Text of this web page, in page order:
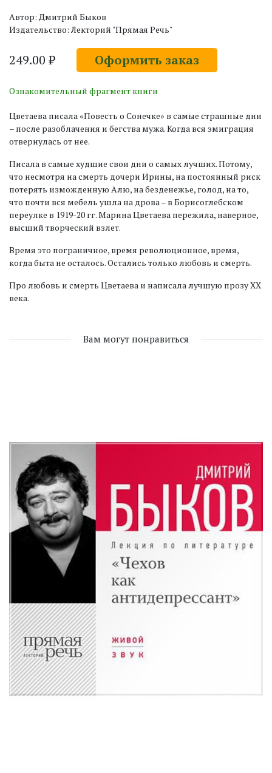
Автор: Дмитрий Быков
Издательство: Лекторий "Прямая Речь"
249.00 ₽ Оформить заказ
Ознакомительный фрагмент книги
Цветаева писала «Повесть о Сонечке» в самые страшные дни
– после разоблачения и бегства мужа. Когда вся эмиграция
отвернулась от нее.
Писала в самые худшие свои дни о самых лучших. Потому,
что несмотря на смерть дочери Ирины, на постоянный риск
потерять изможденную Алю, на безденежье, голод, на то,
что почти вся мебель ушла на дрова – в Борисоглебском
переулке в 1919-20 гг. Марина Цветаева пережила, наверное,
высший творческий взлет.
Время это пограничное, время революционное, время,
когда быта не осталось. Остались только любовь и смерть.
Про любовь и смерть Цветаева и написала лучшую прозу ХХ
века.
Вам могут понравиться